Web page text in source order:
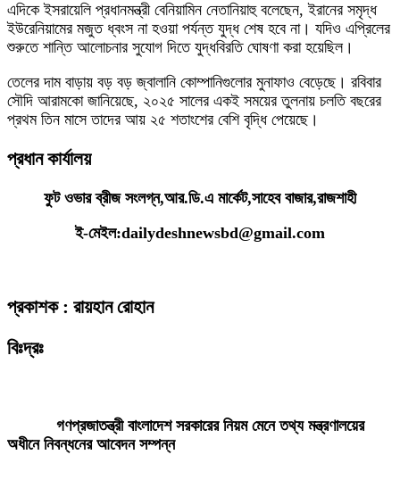
এদিকে ইসরায়েলি প্রধানমন্ত্রী বেনিয়ামিন নেতানিয়াহু বলেছেন, ইরানের সমৃদ্ধ
ইউরেনিয়ামের মজুত ধ্বংস না হওয়া পর্যন্ত যুদ্ধ শেষ হবে না। যদিও এপ্রিলের
শুরুতে শান্তি আলোচনার সুযোগ দিতে যুদ্ধবিরতি ঘোষণা করা হয়েছিল।
তেলের দাম বাড়ায় বড় বড় জ্বালানি কোম্পানিগুলোর মুনাফাও বেড়েছে। রবিবার
সৌদি আরামকো জানিয়েছে, ২০২৫ সালের একই সময়ের তুলনায় চলতি বছরের
প্রথম তিন মাসে তাদের আয় ২৫ শতাংশের বেশি বৃদ্ধি পেয়েছে।
প্রধান কার্যালয়
ফুট ওভার ব্রীজ সংলগ্ন,আর.ডি.এ মার্কেট,সাহেব বাজার,রাজশাহী
ই-মেইল:dailydeshnewsbd@gmail.com
প্রকাশক : রায়হান রোহান
বিঃদ্রঃ
গণপ্রজাতন্ত্রী বাংলাদেশ সরকারের নিয়ম মেনে তথ্য মন্ত্রণালয়ের
অধীনে নিবন্ধনের আবেদন সম্পন্ন